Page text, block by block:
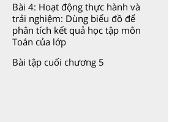
Bài 4: Hoạt động thực hành và
trải nghiệm: Dùng biểu đồ để
phân tích kết quả học tập môn
Toán của lớp
Bài tập cuối chương 5